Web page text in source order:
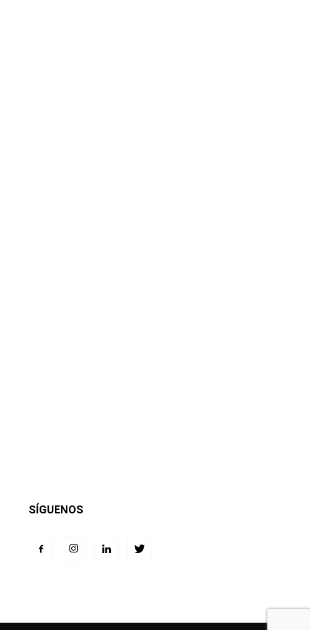
SÍGUENOS